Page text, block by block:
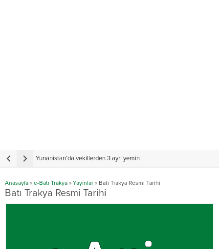
Yunanistan’da vekillerden 3 ayrı yemin
Anasayfa » e-Batı Trakya » Yayınlar » Batı Trakya Resmi Tarihi
Batı Trakya Resmi Tarihi